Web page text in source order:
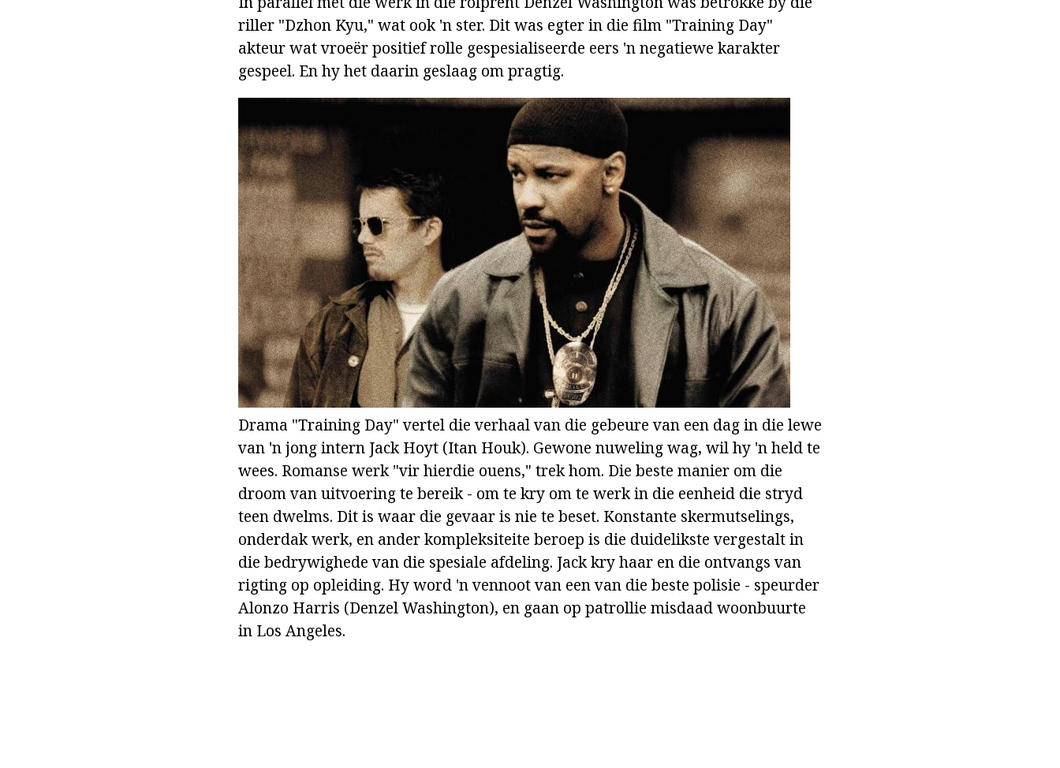
riller "Dzhon Kyu," wat ook 'n ster. Dit was egter in die film "Training Day"
akteur wat vroeër positief rolle gespesialiseerde eers 'n negatiewe karakter
gespeel. En hy het daarin geslaag om pragtig.
Drama "Training Day" vertel die verhaal van die gebeure van een dag in die lewe
van 'n jong intern Jack Hoyt (Itan Houk). Gewone nuweling wag, wil hy 'n held te
wees. Romanse werk "vir hierdie ouens," trek hom. Die beste manier om die
droom van uitvoering te bereik - om te kry om te werk in die eenheid die stryd
teen dwelms. Dit is waar die gevaar is nie te beset. Konstante skermutselings,
onderdak werk, en ander kompleksiteite beroep is die duidelikste vergestalt in
die bedrywighede van die spesiale afdeling. Jack kry haar en die ontvangs van
rigting op opleiding. Hy word 'n vennoot van een van die beste polisie - speurder
Alonzo Harris (Denzel Washington), en gaan op patrollie misdaad woonbuurte
in Los Angeles.